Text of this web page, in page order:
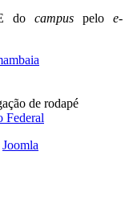
do campus pelo e-
de rodapé
Joomla